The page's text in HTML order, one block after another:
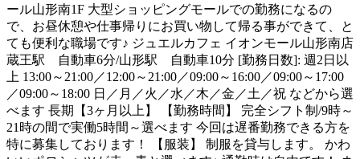
ール山形南1F 大型ショッピングモールでの勤務になるの
で、お昼休憩や仕事帰りにお買い物して帰る事ができて、と
ても便利な職場です♪ ジュエルカフェ イオンモール山形南店
蔵王駅 自動車6分/山形駅 自動車10分 [勤務日数]: 週2日以
上 13:00～21:00／12:00～21:00／09:00～16:00／09:00～17:00
／09:00～18:00 日／月／火／水／木／金／土／祝 などから選
べます 長期【3ヶ月以上】 【勤務時間】 完全シフト制/9時～
21時の間で実働5時間～選べます 今回は遅番勤務できる方を
特に募集しております！ 【服装】 制服を貸与します。 かわ